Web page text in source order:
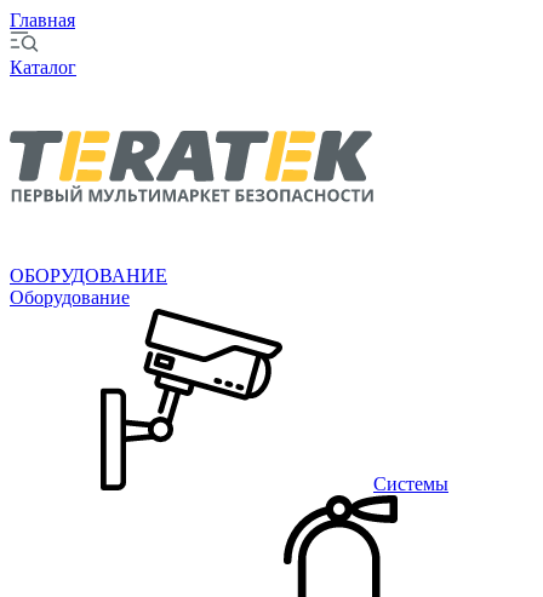
Главная
Каталог
ОБОРУДОВАНИЕ
Оборудование
Системы